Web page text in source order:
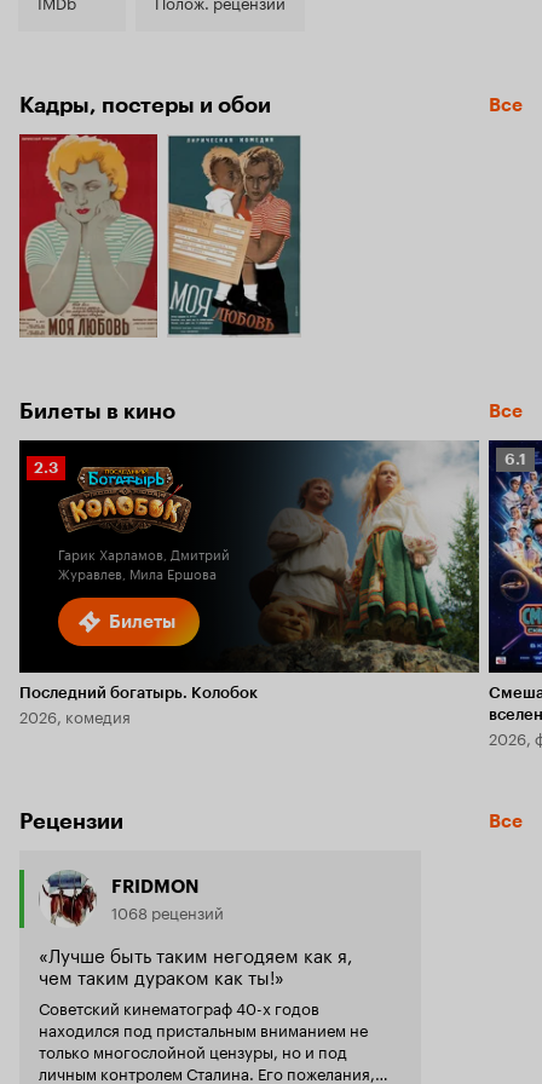
Кадры, постеры и обои Все
Билеты в кино Все
Билеты
Рейтинг
Кинопоиска
2.3
Гарик Харламов, Дмитрий
Журавлев, Мила Ершова
Последний богатырь. Колобок
2026, комедия
6.1
6.1
2026,
Рецензии Все
FRIDMON
1068 рецензий
«Лучше быть таким негодяем как я,
чем таким дураком как ты!»
Советский кинематограф 40-х годов
находился под пристальным вниманием не
только многослойной цензуры, но и под
личным контролем Сталина. Его пожелания,